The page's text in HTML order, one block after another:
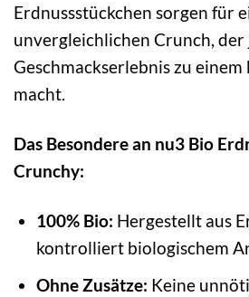
Erdnussstückchen sorgen für
unvergleichlichen Crunch, der
Geschmackserlebnis zu
macht.
Das Besondere an nu3 Bio
Crunchy:
100% Bio: Hergestellt aus
kontrolliert biologischem
Ohne Zusätze: Keine